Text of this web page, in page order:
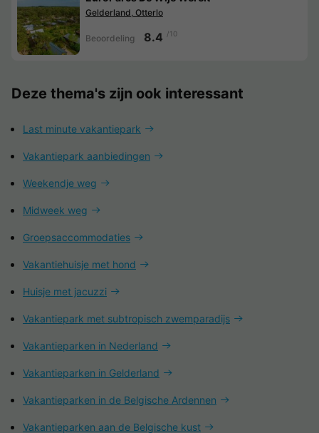
Gelderland, Otterlo
Beoordeling 8.4 /10
Deze thema's zijn ook interessant
Last minute vakantiepark
Vakantiepark aanbiedingen
Weekendje weg
Midweek weg
Groepsaccommodaties
Vakantiehuisje met hond
Huisje met jacuzzi
Vakantiepark met subtropisch zwemparadijs
Vakantieparken in Nederland
Vakantieparken in Gelderland
Vakantieparken in de Belgische Ardennen
Vakantieparken aan de Belgische kust